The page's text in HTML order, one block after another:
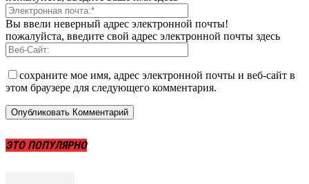
Вы ввели неверный адрес электронной почты!
пожалуйста, введите свой адрес электронной почты здесь
сохраните мое имя, адрес электронной почты и веб-сайт в
этом браузере для следующего комментария.
ЭТО ПОПУЛЯРНО